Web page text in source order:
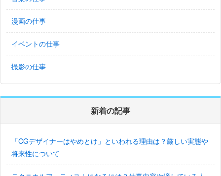
漫画の仕事
イベントの仕事
撮影の仕事
新着の記事
「CGデザイナーはやめとけ」といわれる理由は？厳しい実態や
将来性について